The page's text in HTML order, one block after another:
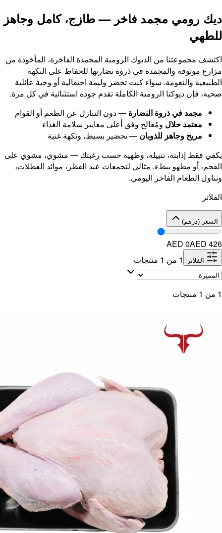
فاخر — طازج، كامل وجاهز
الرومية المجمدة الفاخرة، المأخوذة من
ذروة نضارتها للحفاظ على النكهة
كنت تحضر وليمة احتفالية أو وجبة عائلية
الكاملة تقدم جودة استثنائية في كل مرة.
— دون التنازل عن الطعم أو القوام
وفق أعلى معايير سلامة الغذاء
— تحضير بسيط، ونكهة غنية
وطهيه حسب رغبتك — مشوي، مشوي على
لتجمعات عيد الفطر، موائد العطلات،